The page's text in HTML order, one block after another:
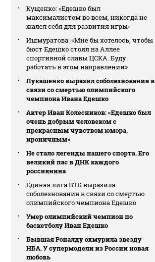
Кущенко: «Едешко был
максималистом во всем, никогда не
жалел себя для развития игры»
Ишмуратова: «Мне бы хотелось, чтобы
бюст Едешко стоял на Аллее
спортивной славы ЦСКА. Буду
работать в этом направлении»
Лукашенко выразил соболезнования в
связи со смертью олимпийского
чемпиона Ивана Едешко
Актер Иван Колесников: «Едешко был
очень добрым человеком с
прекрасным чувством юмора,
ироничным»
Не стало легенды нашего спорта. Его
великий пас в ДНК каждого
россиянина
Единая лига ВТБ выразила
соболезнования в связи со смертью
олимпийского чемпиона Едешко
Умер олимпийский чемпион по
баскетболу Иван Едешко
Бывшая Роналду охмурила звезду
НБА. У супермодели из России новая
любовь